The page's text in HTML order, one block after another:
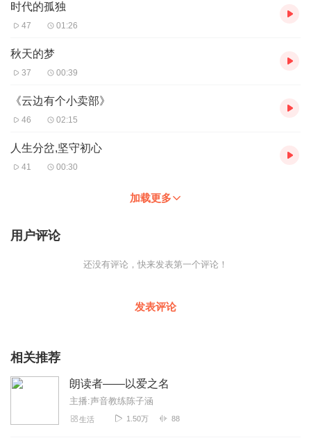
时代的孤独
47 01:26
秋天的梦
37 00:39
《云边有个小卖部》
46 02:15
人生分岔,坚守初心
41 00:30
加载更多
用户评论
还没有评论，快来发表第一个评论！
发表评论
相关推荐
朗读者——以爱之名
主播:声音教练陈子涵
生活 1.50万 88